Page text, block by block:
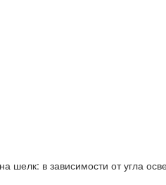
шелк: в зависимости от угла